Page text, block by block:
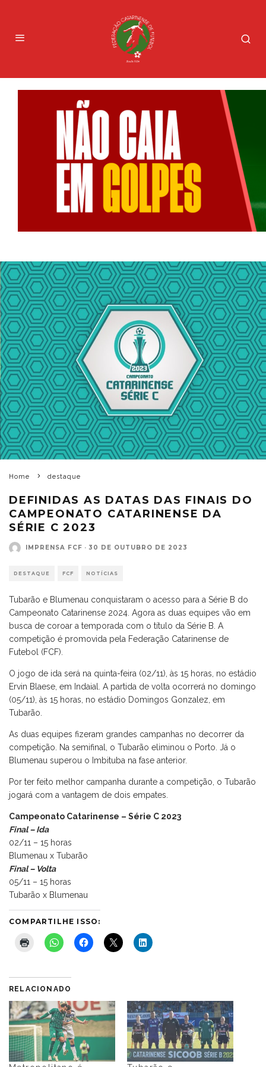
Home destaque
DEFINIDAS AS DATAS DAS FINAIS DO
CAMPEONATO CATARINENSE DA
SÉRIE C 2023
IMPRENSA FCF · 30 DE OUTUBRO DE 2023
DESTAQUE FCF NOTÍCIAS
Tubarão e Blumenau conquistaram o acesso para a Série B do
Campeonato Catarinense 2024. Agora as duas equipes vão em
busca de coroar a temporada com o título da Série B. A
competição é promovida pela Federação Catarinense de
Futebol (FCF).
O jogo de ida será na quinta-feira (02/11), às 15 horas, no estádio
Ervin Blaese, em Indaial. A partida de volta ocorrerá no domingo
(05/11), às 15 horas, no estádio Domingos Gonzalez, em
Tubarão.
As duas equipes fizeram grandes campanhas no decorrer da
competição. Na semifinal, o Tubarão eliminou o Porto. Já o
Blumenau superou o Imbituba na fase anterior.
Por ter feito melhor campanha durante a competição, o Tubarão
jogará com a vantagem de dois empates.
Campeonato Catarinense – Série C 2023
Final – Ida
02/11 – 15 horas
Blumenau x Tubarão
Final – Volta
05/11 – 15 horas
Tubarão x Blumenau
COMPARTILHE ISSO:
RELACIONADO